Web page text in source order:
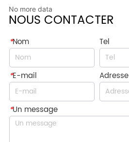
No more data
NOUS CONTACTER
*Nom Tel
*E-mail Adresse
*Un message